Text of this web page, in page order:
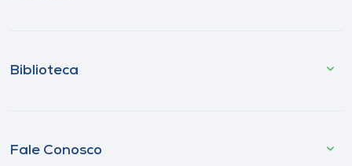
Biblioteca
Fale Conosco